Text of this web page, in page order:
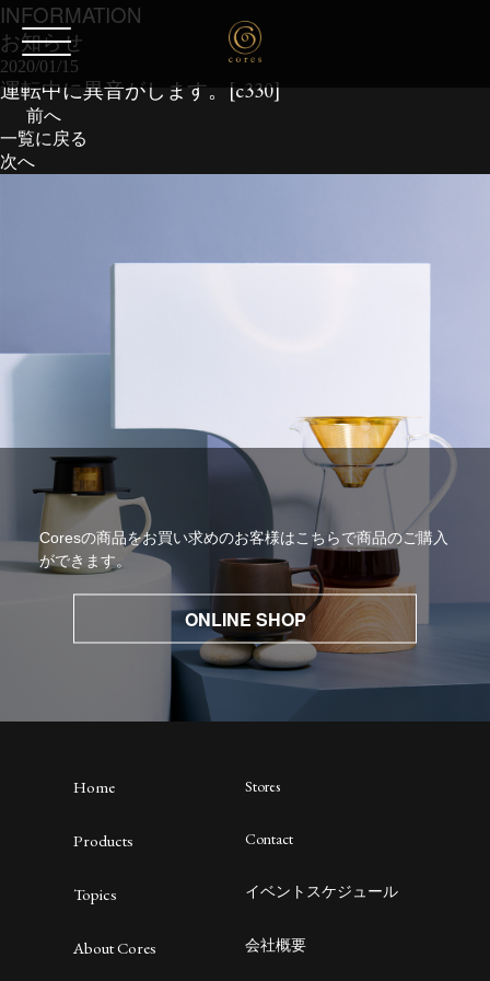
INFORMATION
お知らせ
2020/01/15
運転中に異音がします。[c330]
前へ
一覧に戻る
次へ
Coresの商品をお買い求めのお客様はこちらで商品のご購入
ができます。
ONLINE SHOP
Home
Products
Topics
About Cores
Stores
Contact
イベントスケジュール
会社概要